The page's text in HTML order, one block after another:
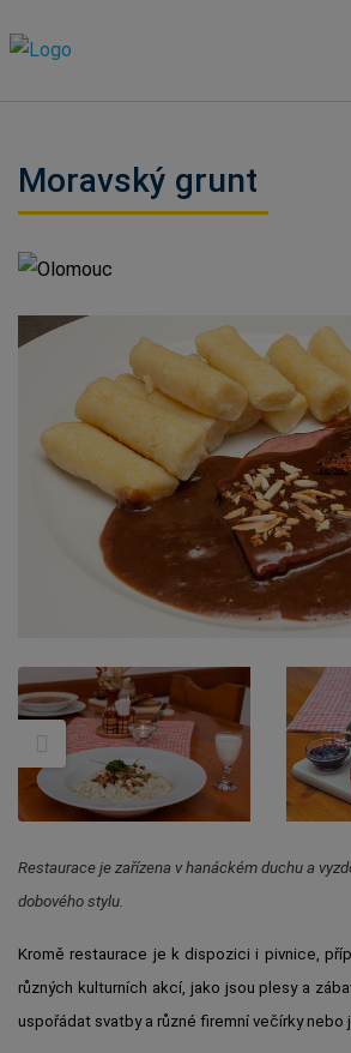
Moravský grunt
Olomouc
Restaurace je zařízena v hanáckém duchu a
dobového stylu.
Kromě restaurace je k dispozici i pivnice,
různých kulturních akcí, jako jsou plesy a
uspořádat svatby a různé firemní večírky nebo